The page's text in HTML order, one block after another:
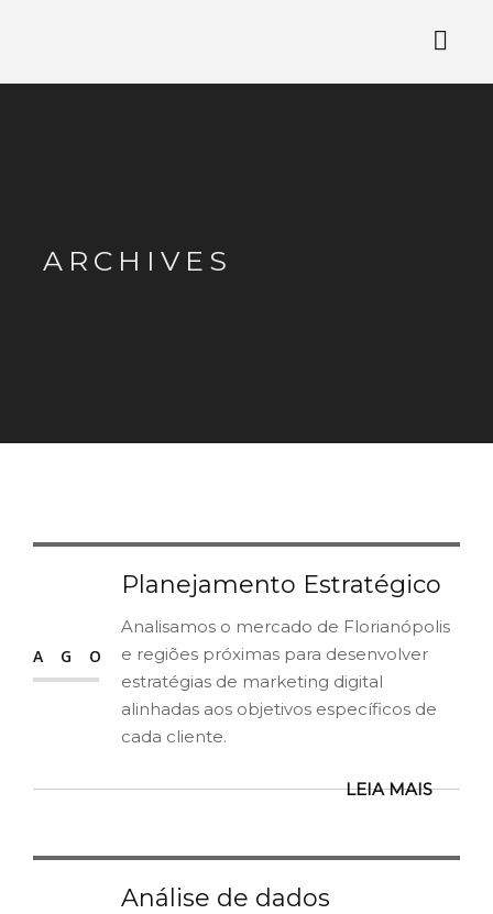
ARCHIVES
AGO
Planejamento Estratégico
Analisamos o mercado de Florianópolis
e regiões próximas para desenvolver
estratégias de marketing digital
alinhadas aos objetivos específicos de
cada cliente.
LEIA MAIS
Análise de dados